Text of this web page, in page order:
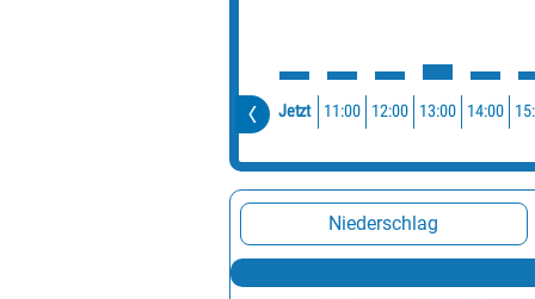
Jetzt 11:00 12:00 13:00 14:00
Niederschlag